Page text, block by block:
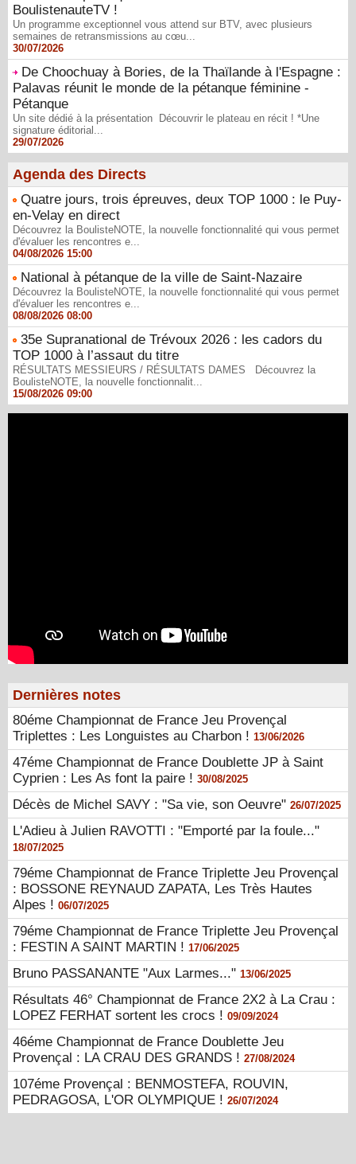
BoulistenauteTV !
Un programme exceptionnel vous attend sur BTV, avec plusieurs
semaines de retransmissions au cœu...
30/07/2026
De Choochuay à Bories, de la Thaïlande à l'Espagne :
Palavas réunit le monde de la pétanque féminine -
Pétanque
Un site dédié à la présentation Découvrir le plateau en récit ! *Une
signature éditorial...
29/07/2026
Agenda des Directs
Quatre jours, trois épreuves, deux TOP 1000 : le Puy-
en-Velay en direct
Découvrez la BoulisteNOTE, la nouvelle fonctionnalité qui vous permet
d'évaluer les rencontres e...
04/08/2026 15:00
National à pétanque de la ville de Saint-Nazaire
Découvrez la BoulisteNOTE, la nouvelle fonctionnalité qui vous permet
d'évaluer les rencontres e...
08/08/2026 08:00
35e Supranational de Trévoux 2026 : les cadors du
TOP 1000 à l’assaut du titre
RÉSULTATS MESSIEURS / RÉSULTATS DAMES Découvrez la
BoulisteNOTE, la nouvelle fonctionnalit...
15/08/2026 09:00
Dernières notes
80éme Championnat de France Jeu Provençal
Triplettes : Les Longuistes au Charbon ! 13/06/2026
47éme Championnat de France Doublette JP à Saint
Cyprien : Les As font la paire ! 30/08/2025
Décès de Michel SAVY : "Sa vie, son Oeuvre" 26/07/2025
L'Adieu à Julien RAVOTTI : "Emporté par la foule..."
18/07/2025
79éme Championnat de France Triplette Jeu Provençal
: BOSSONE REYNAUD ZAPATA, Les Très Hautes
Alpes ! 06/07/2025
79éme Championnat de France Triplette Jeu Provençal
: FESTIN A SAINT MARTIN ! 17/06/2025
Bruno PASSANANTE "Aux Larmes..." 13/06/2025
Résultats 46° Championnat de France 2X2 à La Crau :
LOPEZ FERHAT sortent les crocs ! 09/09/2024
46éme Championnat de France Doublette Jeu
Provençal : LA CRAU DES GRANDS ! 27/08/2024
107éme Provençal : BENMOSTEFA, ROUVIN,
PEDRAGOSA, L'OR OLYMPIQUE ! 26/07/2024